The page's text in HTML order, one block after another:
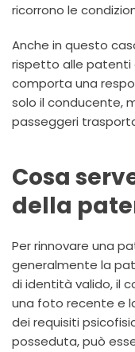
ricorrono le
Anche in questo
rispetto alle patenti
comporta una
solo il conducente,
passeggeri
Cosa
della
Per rinnovare una
generalmente la
di identità valido, il
una foto recente e
dei requisiti
posseduta, può